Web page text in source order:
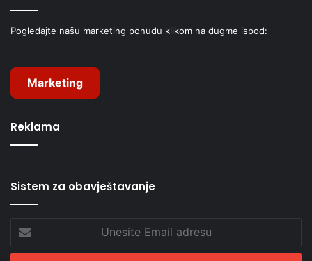
Pogledajte našu marketing ponudu klikom na dugme ispod:
Marketing
Reklama
Sistem za obavještavanje
Email
adresu